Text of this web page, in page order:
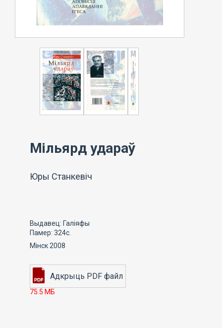
Мільярд удараў
Юры Станкевіч
Выдавец: Галіяфы
Памер: 324с.
Мінск 2008
75.5 МБ